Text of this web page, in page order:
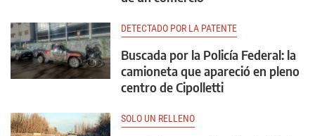
DETECTADO POR LA PATENTE
Buscada por la Policía Federal: la
camioneta que apareció en pleno
centro de Cipolletti
SOLO UN RELLENO